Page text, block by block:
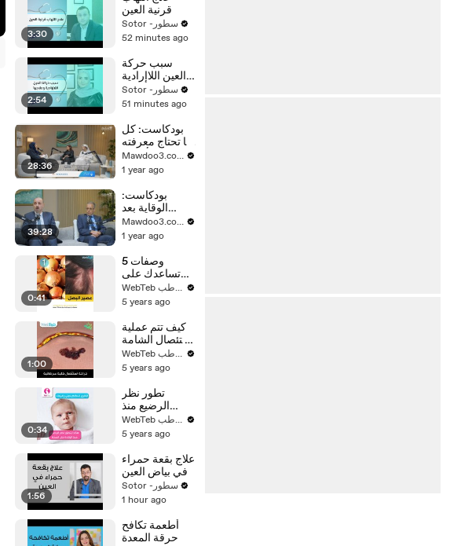
3:30
قرنية العين
Sotor -سطور
52 minutes ago
2:54
سبب حركة
العين اللاإرادية
وعلاجها Sotor -سطور
51 minutes ago
28:36
بودكاست: كل
ما تحتاج معرفته
عن أسرار
اللوكيميا
Mawdoo3.com
1 year ago
39:28
بودكاست:
الوقاية بعد
الشفاء من
سرطان الثدي
Mawdoo3.com
1 year ago
0:41
5 وصفات
تساعدك على
التخلص من
الثعلبة وتساقط
WebTeb ويب طب
5 years ago
1:00
كيف تتم عملية
استئصال الشامة
والخلية
السرطانية من
WebTeb ويب طب
5 years ago
0:34
تطور نظر
الرضيع منذ
الولادة حتى
السنة
WebTeb ويب طب
5 years ago
1:56
علاج بقعة حمراء
في بياض العين
Sotor -سطور
1 hour ago
أطعمة تكافح
حرقة المعدة